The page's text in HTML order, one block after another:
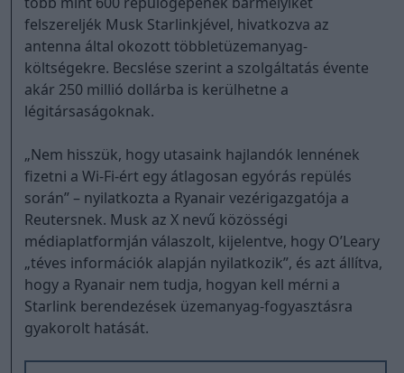
felszereljék Musk Starlinkjével, hivatkozva az
antenna által okozott többletüzemanyag-
költségekre. Becslése szerint a szolgáltatás évente
akár 250 millió dollárba is kerülhetne a
légitársaságoknak.
„Nem hisszük, hogy utasaink hajlandók lennének
fizetni a Wi-Fi-ért egy átlagosan egyórás repülés
során” – nyilatkozta a Ryanair vezérigazgatója a
Reutersnek. Musk az X nevű közösségi
médiaplatformján válaszolt, kijelentve, hogy O’Leary
„téves információk alapján nyilatkozik”, és azt állítva,
hogy a Ryanair nem tudja, hogyan kell mérni a
Starlink berendezések üzemanyag-fogyasztásra
gyakorolt hatását.